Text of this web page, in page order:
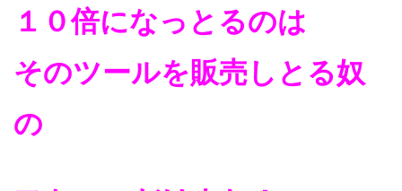
１０倍になっとるのは
そのツールを販売しとる奴
の